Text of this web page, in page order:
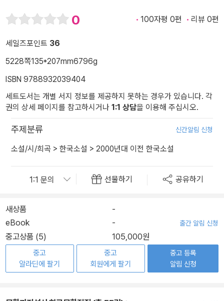
0 100자평 0편 리뷰 0편
세일즈포인트 36
5228쪽135*207mm6796g
ISBN 9788932039404
세트도서는 개별 서지 정보를 제공하지 못하는 경우가 있습니다. 각
권의 상세 페이지를 참고하시거나 1:1 상담을 이용해 주십시오.
주제분류 신간알림 신청
소설/시/희곡 > 한국소설 > 2000년대 이전 한국소설
선물하기 공유하기
새상품
-
eBook
- 출간 알림 신청
중고상품 (5) 105,000원
중고
알라딘에 팔기
중고
회원에게 팔기
중고 등록
알림 신청